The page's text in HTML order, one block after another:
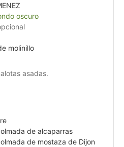
oscuro
molinillo
asadas.
de alcaparras
de mostaza de Dijon